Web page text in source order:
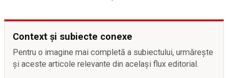
Context și subiecte conexe
Pentru o imagine mai completă a subiectului, urmărește
și aceste articole relevante din același flux editorial.